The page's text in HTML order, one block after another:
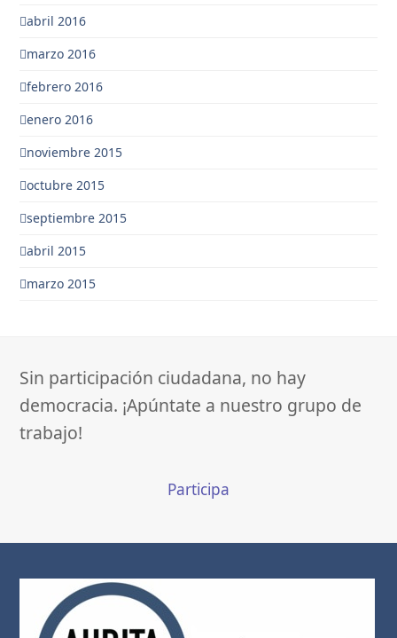
abril 2016
marzo 2016
febrero 2016
enero 2016
noviembre 2015
octubre 2015
septiembre 2015
abril 2015
marzo 2015
Sin participación ciudadana, no hay
democracia. ¡Apúntate a nuestro grupo de
trabajo!
Participa